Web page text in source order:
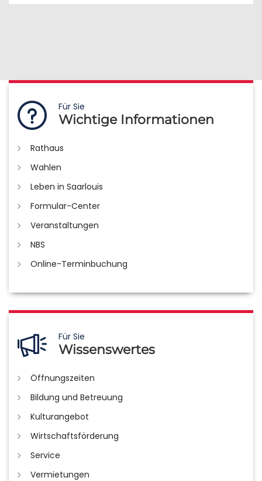
Für Sie
Wichtige Informationen
Rathaus
Wahlen
Leben in Saarlouis
Formular-Center
Veranstaltungen
NBS
Online-Terminbuchung
Für Sie
Wissenswertes
Öffnungszeiten
Bildung und Betreuung
Kulturangebot
Wirtschaftsförderung
Service
Vermietungen